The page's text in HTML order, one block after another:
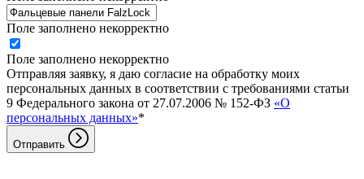
Поле заполнено некорректно
Поле заполнено некорректно
Отправляя заявку, я даю согласие на обработку моих
персональных данных в соответствии с требованиями статьи
9 Федерального закона от 27.07.2006 № 152-ФЗ «О
персональных данных»*
Отправить